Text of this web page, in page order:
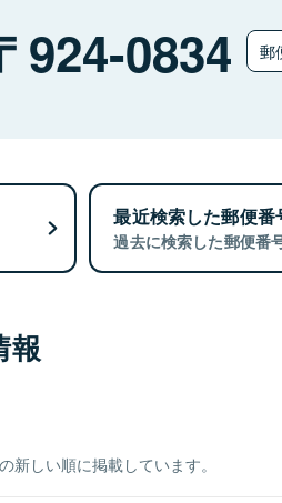
924-0834 郵
最近検索した郵便番
過去に検索した郵便番
報
新しい順に掲載しています。